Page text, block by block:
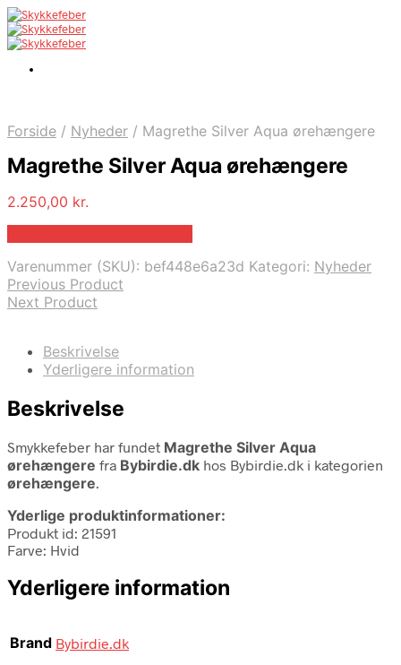
Forside / Nyheder / Magrethe Silver Aqua ørehængere
Magrethe Silver Aqua ørehængere
2.250,00 kr.
Varenummer (SKU): bef448e6a23d Kategori: Nyheder
Previous Product
Next Product
Beskrivelse
Yderligere information
Beskrivelse
Smykkefeber har fundet Magrethe Silver Aqua
ørehængere fra Bybirdie.dk hos Bybirdie.dk i kategorien
ørehængere.
Yderlige produktinformationer:
Produkt id: 21591
Farve: Hvid
Yderligere information
Brand Bybirdie.dk